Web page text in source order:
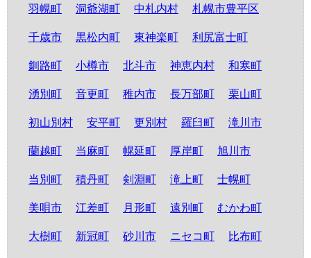
羽幌町 洞爺湖町 中札内村 札幌市豊平区
千歳市 黒松内町 東神楽町 利尻富士町
釧路町 小樽市 北斗市 神恵内村 和寒町
湧別町 音更町 稚内市 長万部町 栗山町
初山別村 安平町 更別村 羅臼町 滝川市
蘭越町 当麻町 幌延町 厚岸町 旭川市
当別町 積丹町 剣淵町 滝上町 士幌町
美唄市 江差町 月形町 遠別町 むかわ町
大樹町 新冠町 砂川市 ニセコ町 比布町